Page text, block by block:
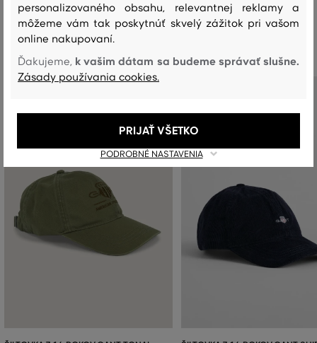
Odporúčané produkty
personalizovaného obsahu, relevantnej reklamy a
môžeme vám tak poskytnúť skvelý zážitok pri vašom
online nakupovaní.
Ďakujeme, k vašim dátam sa budeme správať slušne.
Zásady používania cookies.
PODROBNÉ NASTAVENIA
PRIJAŤ VŠETKO